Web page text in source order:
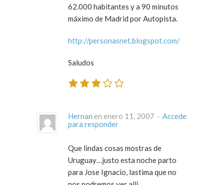
62.000 habitantes y a 90 minutos
máximo de Madrid por Autopista.
http://personasnet.blogspot.com/
Saludos
Hernan en enero 11, 2007 · Accede
para responder
Que lindas cosas mostras de
Uruguay…justo esta noche parto
para Jose Ignacio, lastima que no